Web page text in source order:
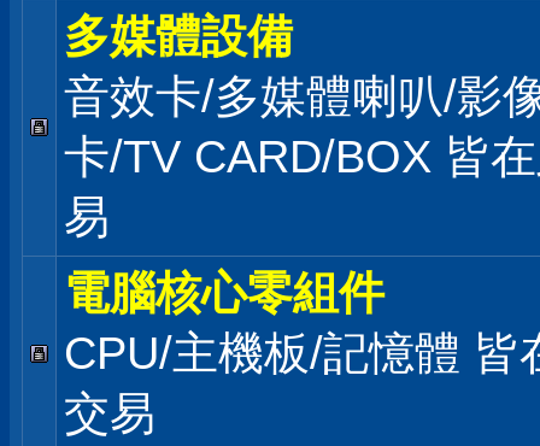
多媒體設備
音效卡/多媒體喇叭/影
卡/TV CARD/BOX 皆
易
電腦核心零組件
CPU/主機板/記憶體 皆
交易